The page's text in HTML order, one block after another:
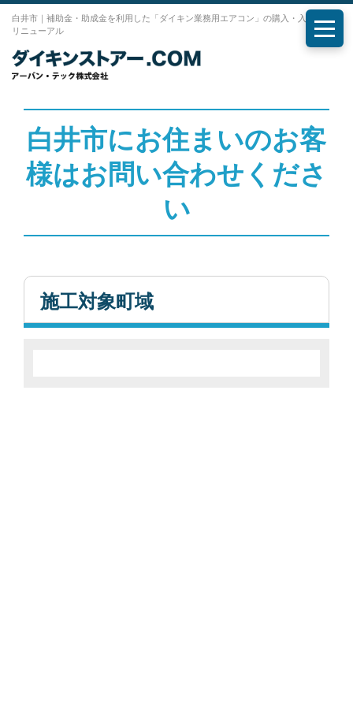
白井市｜補助金・助成金を利用した「ダイキン業務用エアコン」の購入・入れ替え・
リニューアル
メニ
白井市にお住まいのお客
様はお問い合わせくださ
い
施工対象町域